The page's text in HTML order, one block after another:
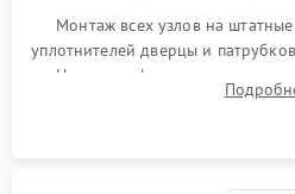
Монтаж всех узлов на
уплотнителей дверцы и
Надежная фиксация хомутов
сборка корпуса и